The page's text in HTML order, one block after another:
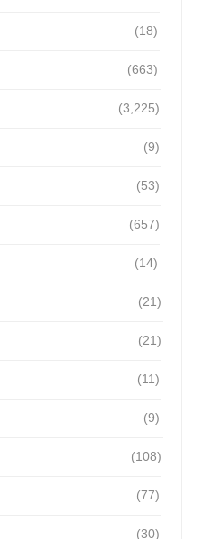
(18)
(663)
(3,225)
(9)
(53)
(657)
(14)
(21)
(21)
(11)
(9)
(108)
(77)
(30)